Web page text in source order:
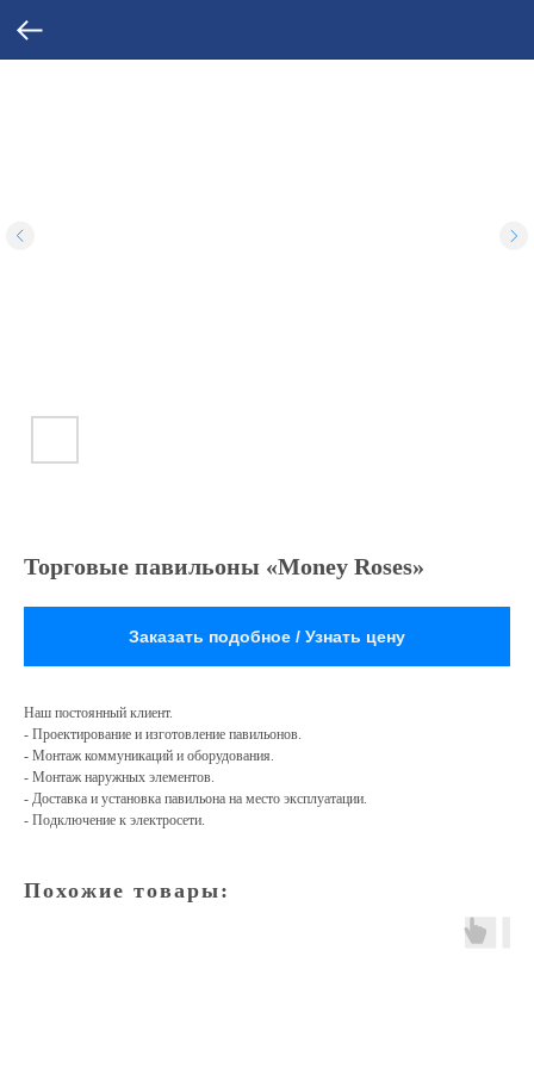
Торговые павильоны «Money Roses»
Заказать подобное / Узнать цену
Наш постоянный клиент.
- Проектирование и изготовление павильонов.
- Монтаж коммуникаций и оборудования.
- Монтаж наружных элементов.
- Доставка и установка павильона на место эксплуатации.
- Подключение к электросети.
Похожие товары: